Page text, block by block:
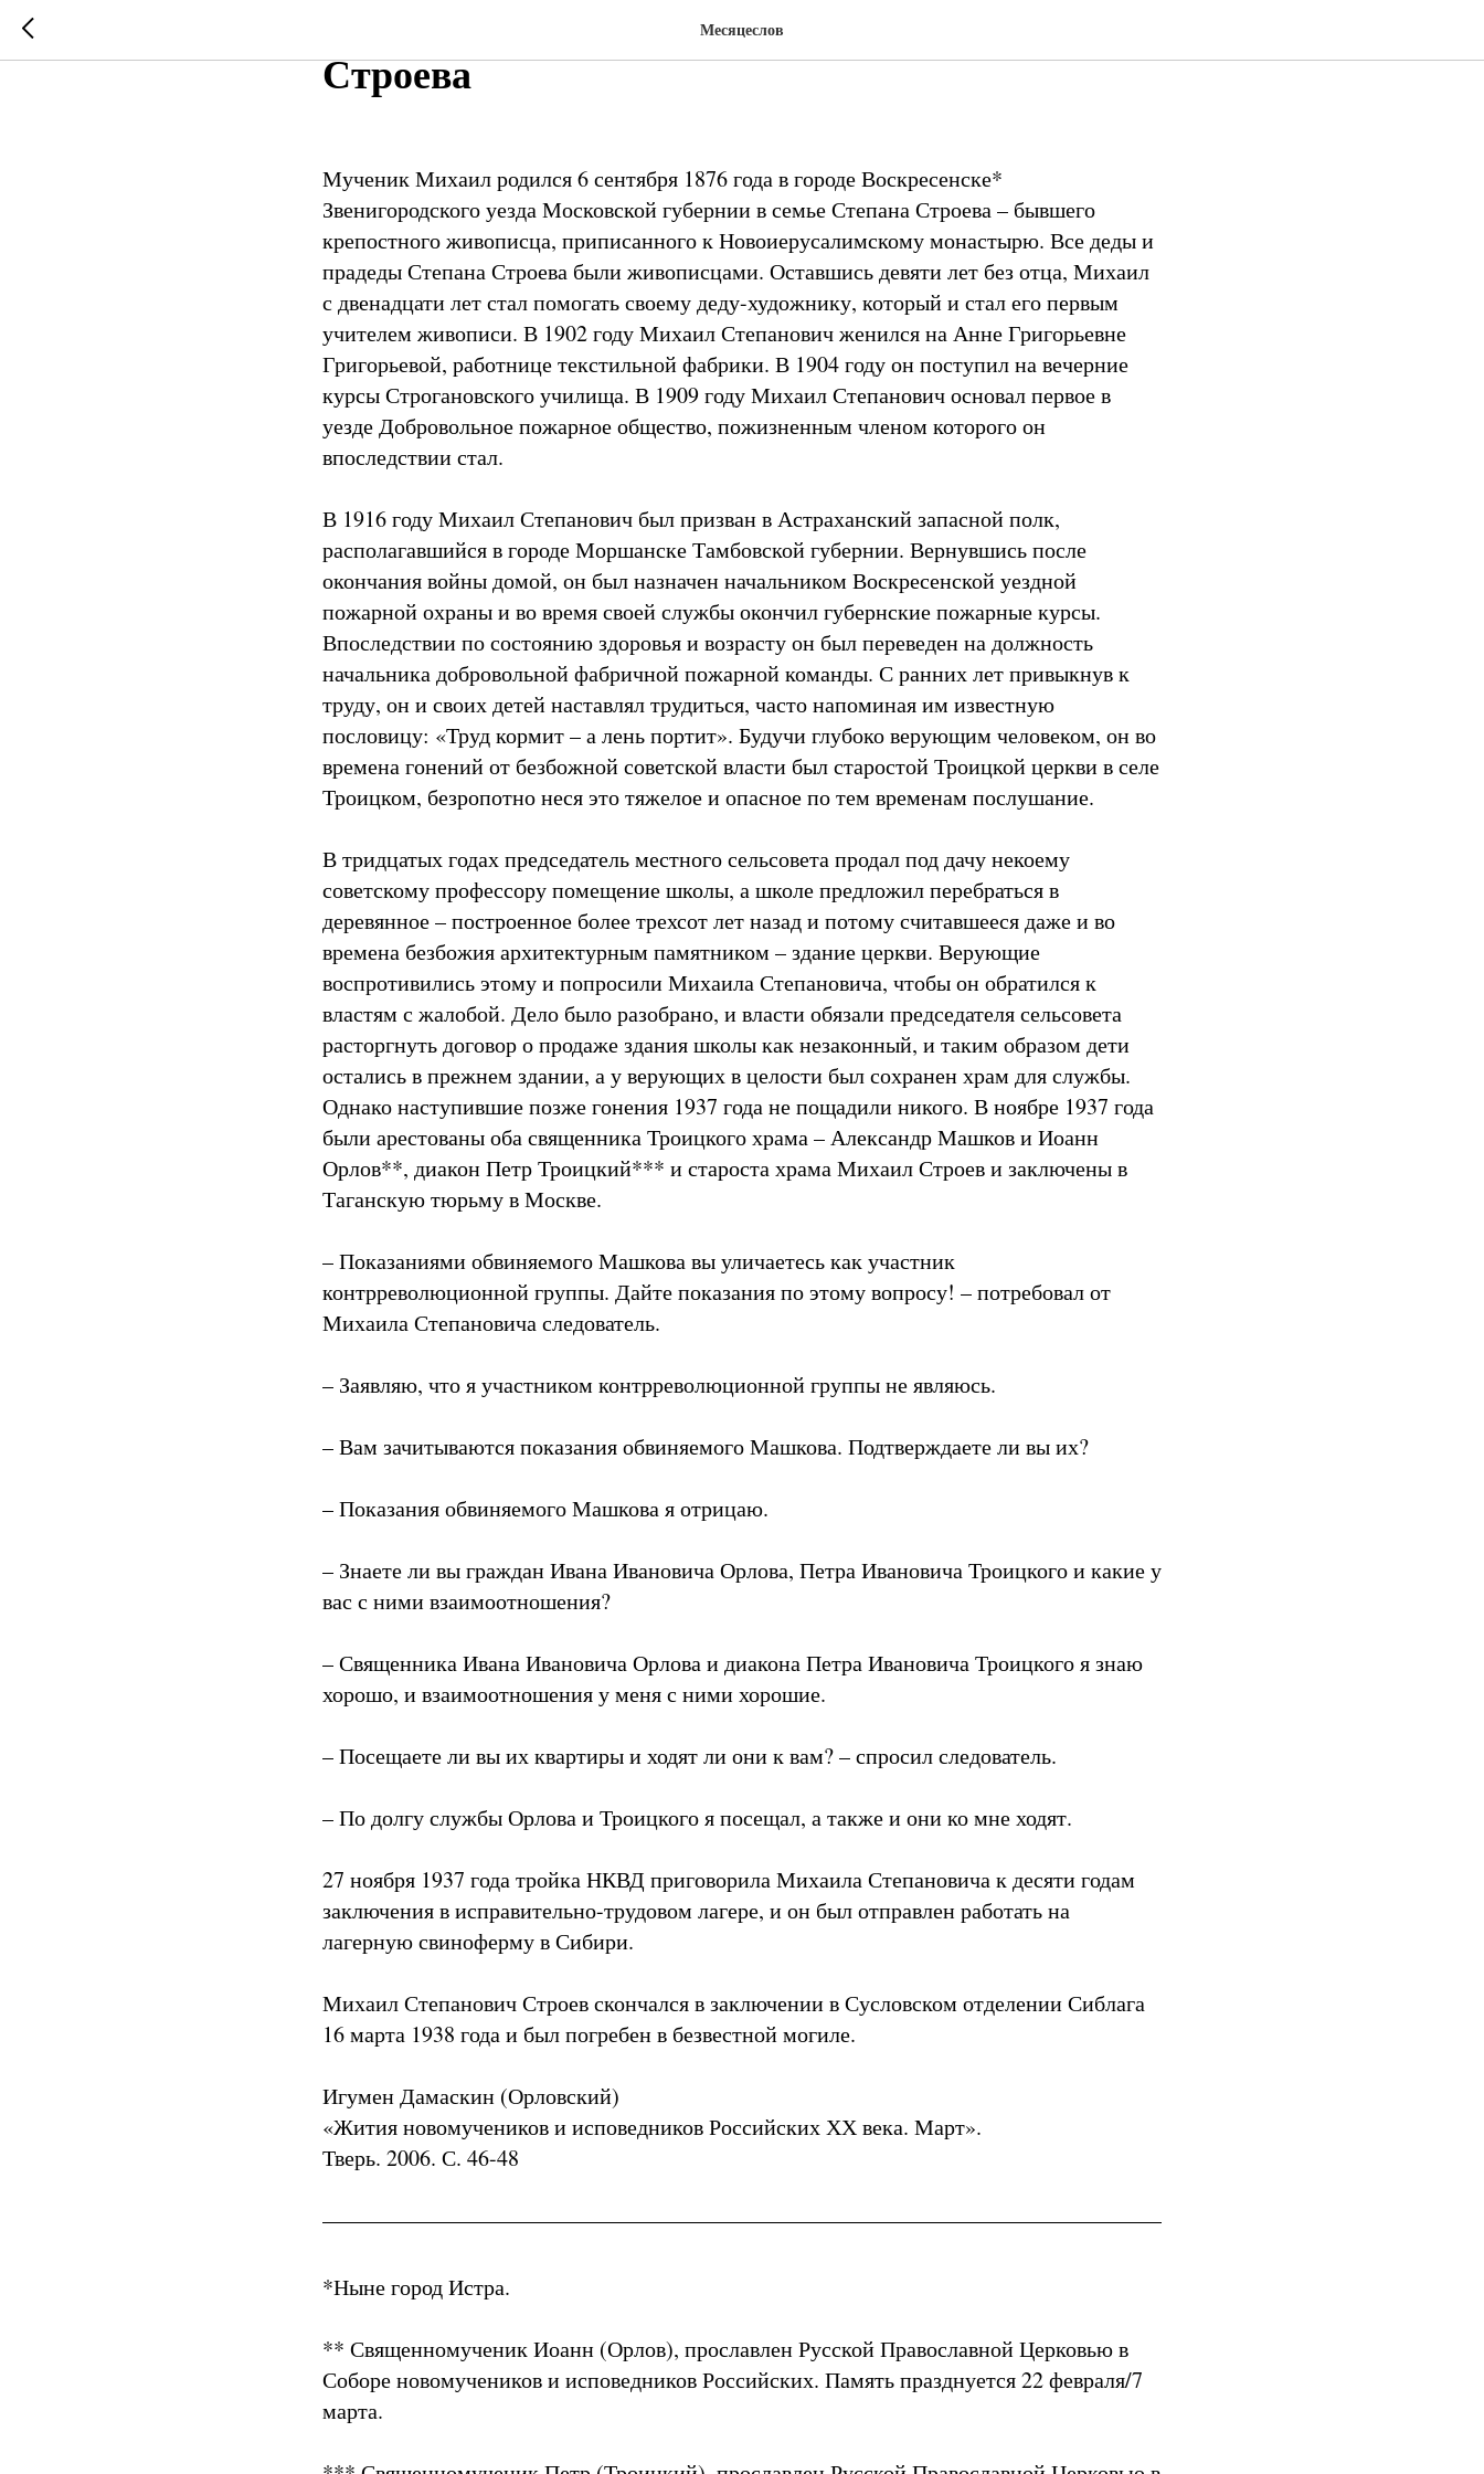
Месяцеслов
16 марта — день памяти мученика Михаила
Строева
Мученик Михаил родился 6 сентября 1876 года в городе Воскресенске*
Звенигородского уезда Московской губернии в семье Степана Строева – бывшего
крепостного живописца, приписанного к Новоиерусалимскому монастырю. Все деды и
прадеды Степана Строева были живописцами. Оставшись девяти лет без отца, Михаил
с двенадцати лет стал помогать своему деду-художнику, который и стал его первым
учителем живописи. В 1902 году Михаил Степанович женился на Анне Григорьевне
Григорьевой, работнице текстильной фабрики. В 1904 году он поступил на вечерние
курсы Строгановского училища. В 1909 году Михаил Степанович основал первое в
уезде Добровольное пожарное общество, пожизненным членом которого он
впоследствии стал.
В 1916 году Михаил Степанович был призван в Астраханский запасной полк,
располагавшийся в городе Моршанске Тамбовской губернии. Вернувшись после
окончания войны домой, он был назначен начальником Воскресенской уездной
пожарной охраны и во время своей службы окончил губернские пожарные курсы.
Впоследствии по состоянию здоровья и возрасту он был переведен на должность
начальника добровольной фабричной пожарной команды. С ранних лет привыкнув к
труду, он и своих детей наставлял трудиться, часто напоминая им известную
пословицу: «Труд кормит – а лень портит». Будучи глубоко верующим человеком, он во
времена гонений от безбожной советской власти был старостой Троицкой церкви в селе
Троицком, безропотно неся это тяжелое и опасное по тем временам послушание.
В тридцатых годах председатель местного сельсовета продал под дачу некоему
советскому профессору помещение школы, а школе предложил перебраться в
деревянное – построенное более трехсот лет назад и потому считавшееся даже и во
времена безбожия архитектурным памятником – здание церкви. Верующие
воспротивились этому и попросили Михаила Степановича, чтобы он обратился к
властям с жалобой. Дело было разобрано, и власти обязали председателя сельсовета
расторгнуть договор о продаже здания школы как незаконный, и таким образом дети
остались в прежнем здании, а у верующих в целости был сохранен храм для службы.
Однако наступившие позже гонения 1937 года не пощадили никого. В ноябре 1937 года
были арестованы оба священника Троицкого храма – Александр Машков и Иоанн
Орлов**, диакон Петр Троицкий*** и староста храма Михаил Строев и заключены в
Таганскую тюрьму в Москве.
– Показаниями обвиняемого Машкова вы уличаетесь как участник
контрреволюционной группы. Дайте показания по этому вопросу! – потребовал от
Михаила Степановича следователь.
– Заявляю, что я участником контрреволюционной группы не являюсь.
– Вам зачитываются показания обвиняемого Машкова. Подтверждаете ли вы их?
– Показания обвиняемого Машкова я отрицаю.
– Знаете ли вы граждан Ивана Ивановича Орлова, Петра Ивановича Троицкого и какие у
вас с ними взаимоотношения?
– Священника Ивана Ивановича Орлова и диакона Петра Ивановича Троицкого я знаю
хорошо, и взаимоотношения у меня с ними хорошие.
– Посещаете ли вы их квартиры и ходят ли они к вам? – спросил следователь.
– По долгу службы Орлова и Троицкого я посещал, а также и они ко мне ходят.
27 ноября 1937 года тройка НКВД приговорила Михаила Степановича к десяти годам
заключения в исправительно-трудовом лагере, и он был отправлен работать на
лагерную свиноферму в Сибири.
Михаил Степанович Строев скончался в заключении в Сусловском отделении Сиблага
16 марта 1938 года и был погребен в безвестной могиле.
Игумен Дамаскин (Орловский)
«Жития новомучеников и исповедников Российских ХХ века. Март».
Тверь. 2006. С. 46-48
*Ныне город Истра.
** Священномученик Иоанн (Орлов), прославлен Русской Православной Церковью в
Соборе новомучеников и исповедников Российских. Память празднуется 22 февраля/7
марта.